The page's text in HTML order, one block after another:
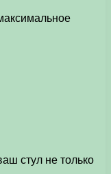
стул не только